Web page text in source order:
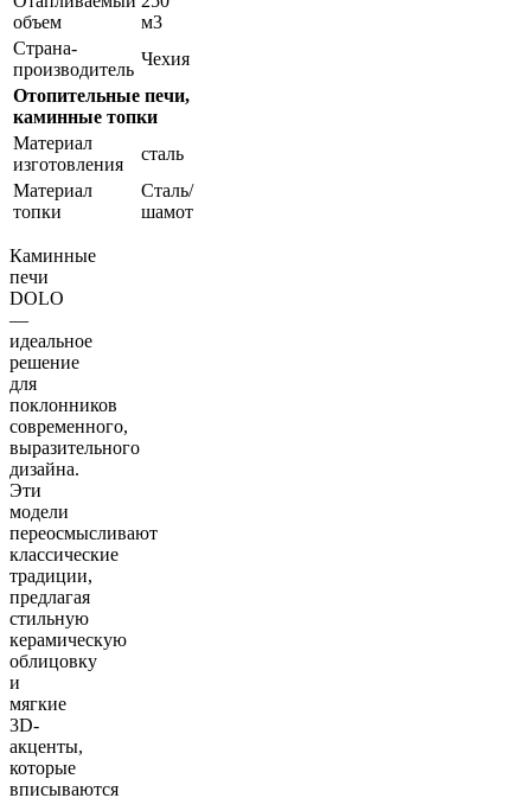
объем
м3
Страна-
производитель
Чехия
Отопительные печи,
каминные топки
Материал
изготовления
сталь
Материал
топки
Сталь/
шамот
Каминные
печи
DOLO
—
идеальное
решение
для
поклонников
современного,
выразительного
дизайна.
Эти
модели
переосмысливают
классические
традиции,
предлагая
стильную
керамическую
облицовку
и
мягкие
3D-
акценты,
которые
вписываются